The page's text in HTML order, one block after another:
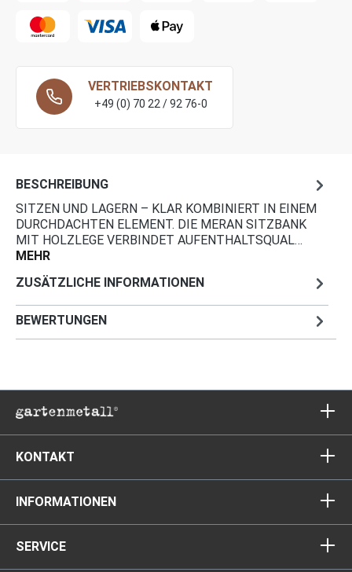
VERTRIEBSKONTAKT
+49 (0) 70 22 / 92 76-0
BESCHREIBUNG
SITZEN UND LAGERN – KLAR KOMBINIERT IN EINEM
DURCHDACHTEN ELEMENT. DIE MERAN SITZBANK
MIT HOLZLEGE VERBINDET AUFENTHALTSQUAL…
MEHR
ZUSÄTZLICHE INFORMATIONEN
BEWERTUNGEN
KONTAKT
INFORMATIONEN
SERVICE